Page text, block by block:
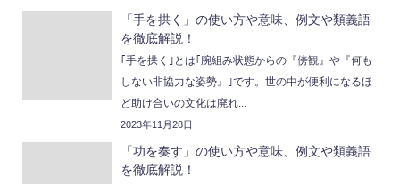
「手を拱く」の使い方や意味、例文や類義語
を徹底解説！
｢手を拱く｣とは｢腕組み状態からの『傍観』や『何も
しない非協力な姿勢』｣です。世の中が便利になるほ
ど助け合いの文化は廃れ...
2023年11月28日
「功を奏す」の使い方や意味、例文や類義語
を徹底解説！